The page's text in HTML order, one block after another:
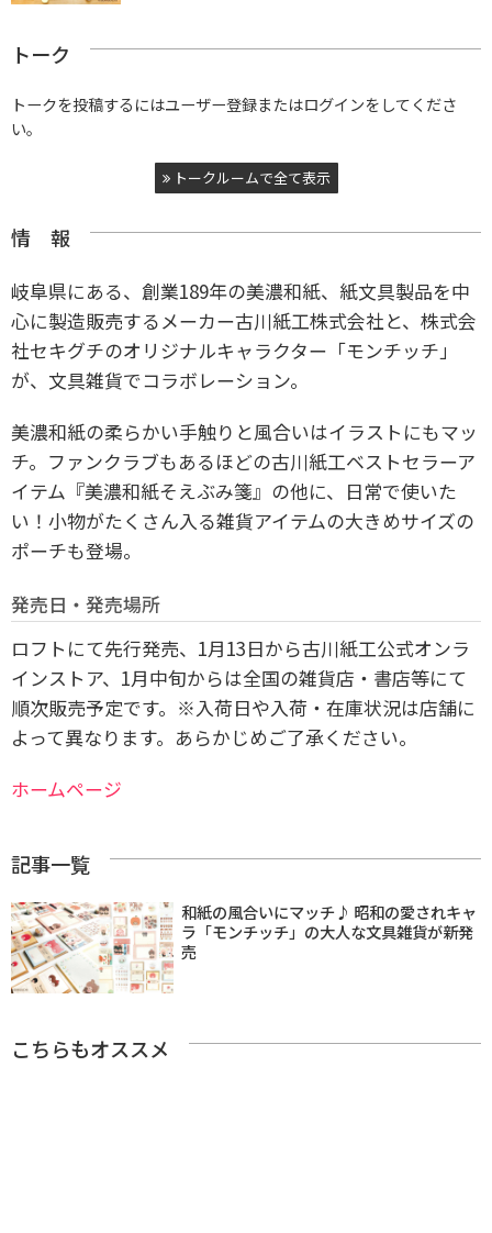
トーク
トークを投稿するにはユーザー登録またはログインをしてくださ
い。
トークルームで全て表示
情 報
岐阜県にある、創業189年の美濃和紙、紙文具製品を中
心に製造販売するメーカー古川紙工株式会社と、株式会
社セキグチのオリジナルキャラクター「モンチッチ」
が、文具雑貨でコラボレーション。
美濃和紙の柔らかい手触りと風合いはイラストにもマッ
チ。 ファンクラブもあるほどの古川紙工ベストセラーア
イテム『美濃和紙そえぶみ箋』の他に、日常で使いた
い！小物がたくさん入る雑貨アイテムの大きめサイズの
ポーチも登場。
発売日・発売場所
ロフトにて先行発売、1月13日から古川紙工公式オンラ
インストア、1月中旬からは全国の雑貨店・書店等にて
順次販売予定です。 ※入荷日や入荷・在庫状況は店舗に
よって異なります。あらかじめご了承ください。
ホームページ
記事一覧
和紙の風合いにマッチ♪ 昭和の愛されキャ
ラ「モンチッチ」の大人な文具雑貨が新発
売
こちらもオススメ